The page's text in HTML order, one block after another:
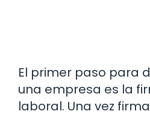
El primer paso para
una empresa es la
laboral. Una vez